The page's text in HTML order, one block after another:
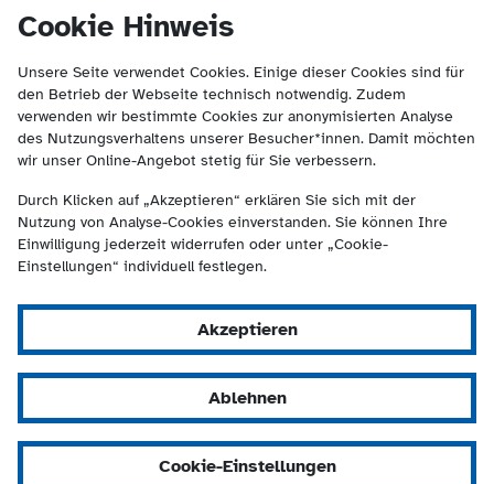
Cookie Hinweis
Unsere Seite verwendet Cookies. Einige dieser Cookies sind für
den Betrieb der Webseite technisch notwendig. Zudem
verwenden wir bestimmte Cookies zur anonymisierten Analyse
des Nutzungsverhaltens unserer Besucher*innen. Damit möchten
wir unser Online-Angebot stetig für Sie verbessern.
Durch Klicken auf „Akzeptieren“ erklären Sie sich mit der
Nutzung von Analyse-Cookies einverstanden. Sie können Ihre
Einwilligung jederzeit widerrufen oder unter „Cookie-
Einstellungen“ individuell festlegen.
Akzeptieren
Ablehnen
Cookie-Einstellungen
springen
(Kontakt und Suche) springen.